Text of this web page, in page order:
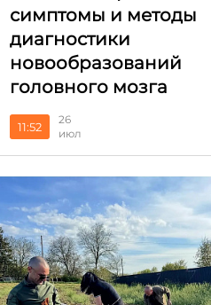
симптомы и методы
диагностики
новообразований
головного мозга
11:52
26
июл